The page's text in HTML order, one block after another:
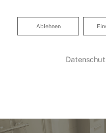
Komfort-Bad 7 ㎡
Ablehnen
Ablehnen